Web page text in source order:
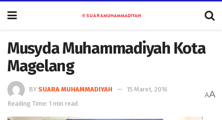
Musyda Muhammadiyah Kota
Magelang
BY SUARA MUHAMMADIYAH
15 Maret, 2016
Reading Time: 1 min read
AA